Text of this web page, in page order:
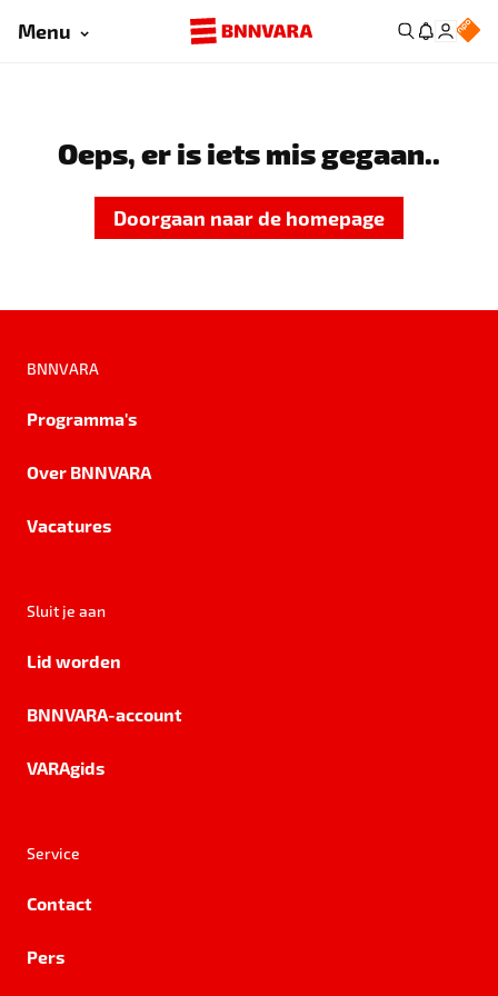
Menu
Oeps, er is iets mis gegaan..
Doorgaan naar de homepage
BNNVARA
Programma's
Over BNNVARA
Vacatures
Sluit je aan
Lid worden
BNNVARA-account
VARAgids
Service
Contact
Pers